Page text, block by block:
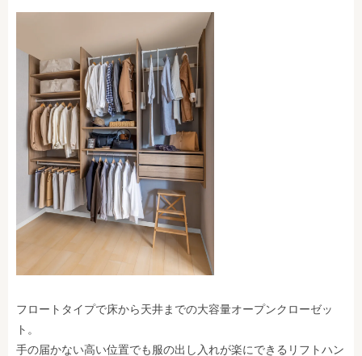
フロートタイプで床から天井までの大容量オープンクローゼッ
ト。
手の届かない高い位置でも服の出し入れが楽にできるリフトハン